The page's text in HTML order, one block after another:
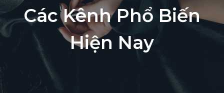
Các Kênh Phổ Biến
Hiện Nay